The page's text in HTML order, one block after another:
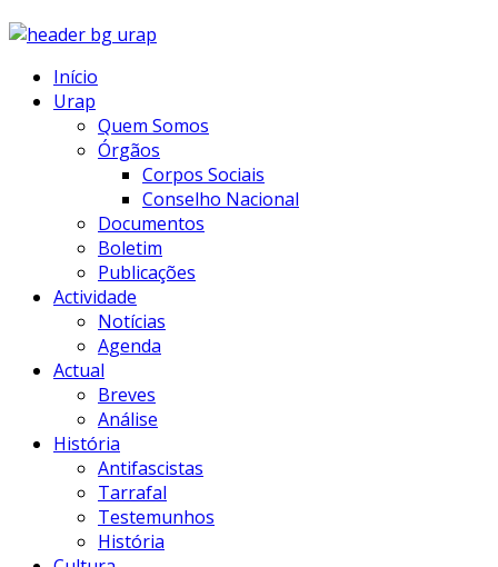
Início
Urap
Quem Somos
Órgãos
Corpos Sociais
Conselho Nacional
Documentos
Boletim
Publicações
Actividade
Notícias
Agenda
Actual
Breves
Análise
História
Antifascistas
Tarrafal
Testemunhos
História